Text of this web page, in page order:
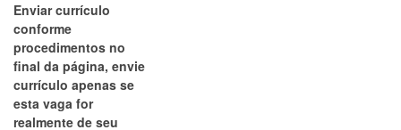
Enviar currículo
conforme
procedimentos no
final da página, envie
currículo apenas se
esta vaga for
realmente de seu